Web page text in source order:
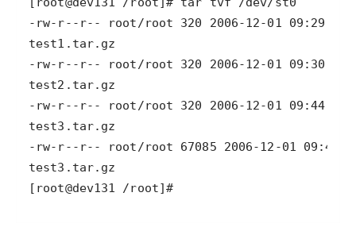
[root@dev131 /root]#